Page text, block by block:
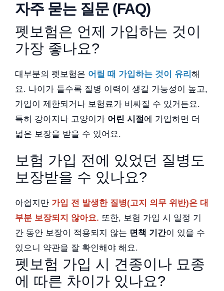
자주 묻는 질문 (FAQ)
펫보험은 언제 가입하는 것이
가장 좋나요?
대부분의 펫보험은 어릴 때 가입하는 것이 유리 해
요. 나이가 들수록 질병 이력이 생길 가능성이 높고,
가입이 제한되거나 보험료가 비싸질 수 있거든요.
특히 강아지나 고양이가 어린 시절에 가입하면 더
넓은 보장을 받을 수 있어요.
보험 가입 전에 있었던 질병도
보장받을 수 있나요?
아쉽지만 가입 전 발생한 질병(고지 의무 위반)은 대
부분 보장되지 않아요. 또한, 보험 가입 시 일정 기
간 동안 보장이 적용되지 않는 면책 기간이 있을 수
있으니 약관을 잘 확인해야 해요.
펫보험 가입 시 견종이나 묘종
에 따른 차이가 있나요?